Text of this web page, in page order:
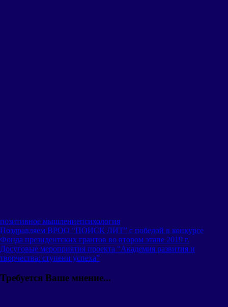
позитивное мышлениепсихология
Навигация
по
записям
Предыдущая
запись:
Поздравляем ВРОО “ПОИСК ЛИТ” с победой в конкурсе
Фонда президентских грантов во втором этапе 2019 г.
Следующая
запись:
Досуговые мероприятия проекта “Академия развития и
творчества: ступени успеха”
Требуется Ваше мнение...